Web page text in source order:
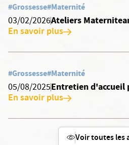
#Grossesse#Maternité
03/02/2026Ateliers
En savoir plus
#Grossesse#Maternité
05/08/2025Entretien d'accueil
En savoir plus
Voir toutes les